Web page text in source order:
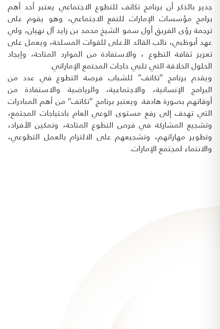
جدير بالذكر أن برنامج تكاتف للتطوع الاجتماعي يعتبر أحد أهم
برامج مؤسسات الإمارات للنفع الاجتماعي، وهو يقوم على
ترجمة رؤى الفريق أول سمو الشيخ محمد بن زايد آل نهيان، ولي
عهد أبوظبي، نائب القائد الأعلى للقوات المسلحة، ويعمل على
تعزيز ثقافة التطوع ، والاستفادة من الموارد المتاحة، وإيجاد
الحلول الخلاقة التي تلبي حاجات المجتمع الإماراتي.
ويقدم برنامج "تكاتف" للشباب فرصة التطوع في عدد من
البرامج الإنسانية، والاجتماعية، والرياضية والاستفادة من
أوقاتهم بصورة هادفة. ويعتبر برنامج "تكاتف" من أهم المبادرات
التي تهدف إلى رفع مستوى الوعي العام باحتياجات المجتمع،
وتشجيع المشاركة في فرص التطوع المتاحة، وتمكين الأفراد،
وتطوير مهاراتهم، وتشجيعهم على الالتزام بالعمل التطوعي،
والانتماء لمجتمع الإمارات.